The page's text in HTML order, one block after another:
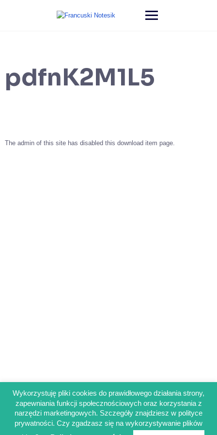
pdfnK2M1L5
The admin of this site has disabled this download item page.
Regulamin sklepu
Polityka prywatności
Obowiązek informacyjny RODO
Wykorzystuję pliki cookies do prawidłowego działania strony,
zapewniania funkcji społecznościowych oraz korzystania z
narzędzi marketingowych. Szczegóły znajdziesz w polityce
prywatności. Czy zgadzasz się na wykorzystywanie plików